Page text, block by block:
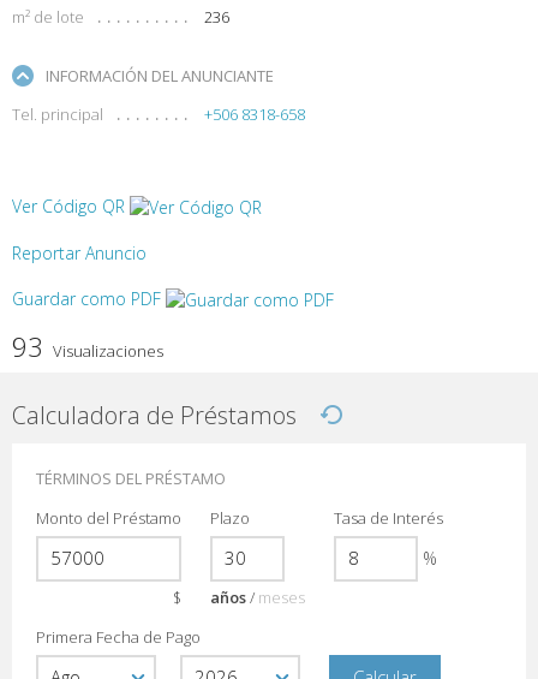
m² de lote 236
INFORMACIÓN DEL ANUNCIANTE
Tel. principal
+506 8318-658
Ver Código QR
Reportar Anuncio
Guardar como PDF
93 Visualizaciones
Calculadora de Préstamos
TÉRMINOS DEL PRÉSTAMO
Monto del Préstamo
$
Plazo
años/ meses
Tasa de Interés
%
Primera Fecha de Pago